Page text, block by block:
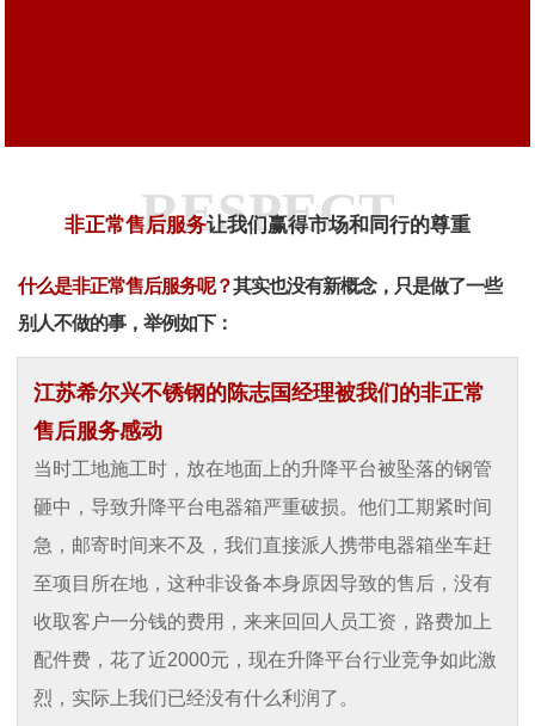
RESPECT
非正常售后服务让我们赢得市场和同行的尊重
什么是非正常售后服务呢？其实也没有新概念，只是做了一些
别人不做的事，举例如下：
江苏希尔兴不锈钢的陈志国经理被我们的非正常
售后服务感动
当时工地施工时，放在地面上的升降平台被坠落的钢管
砸中，导致升降平台电器箱严重破损。他们工期紧时间
急，邮寄时间来不及，我们直接派人携带电器箱坐车赶
至项目所在地，这种非设备本身原因导致的售后，没有
收取客户一分钱的费用，来来回回人员工资，路费加上
配件费，花了近2000元，现在升降平台行业竞争如此激
烈，实际上我们已经没有什么利润了。